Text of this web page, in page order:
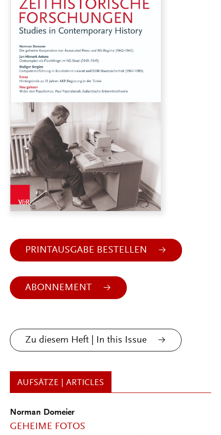
PRINTAUSGABE BESTELLEN
ABONNEMENT
Zu diesem Heft | In this Issue
AUFSÄTZE | ARTICLES
Norman Domeier
GEHEIME FOTOS